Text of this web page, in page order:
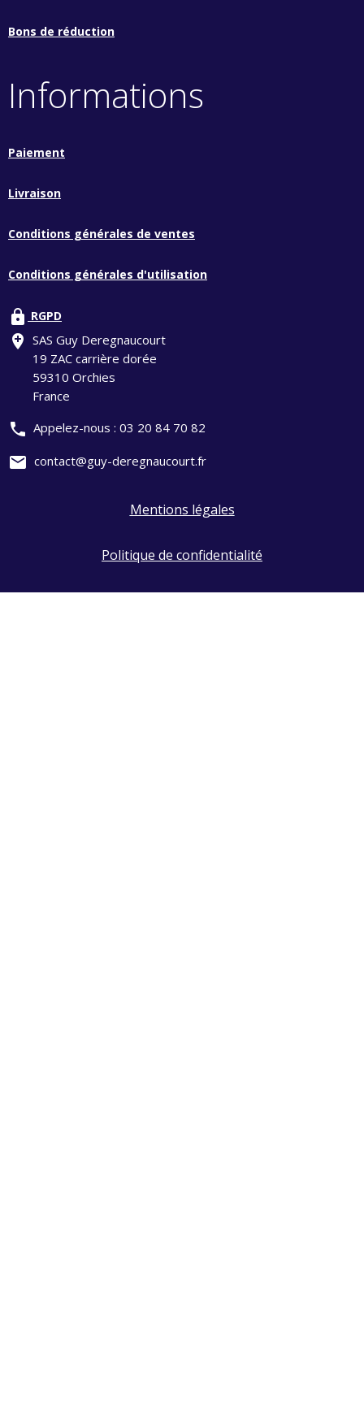
Bons de réduction
Informations
Paiement
Livraison
Conditions générales de ventes
Conditions générales d'utilisation
lock RGPD
add_location SAS Guy Deregnaucourt
19 ZAC carrière dorée
59310 Orchies
France
phone Appelez-nous : 03 20 84 70 82
mail contact@guy-deregnaucourt.fr
Mentions légales
Politique de confidentialité